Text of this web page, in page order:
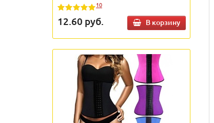
10
12.60 руб. В корзину